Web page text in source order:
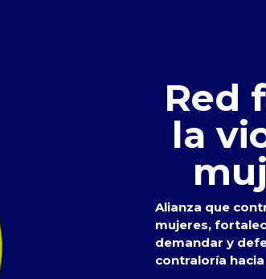
Red
la
Alianza que
mujeres,
demandar y
contraloría